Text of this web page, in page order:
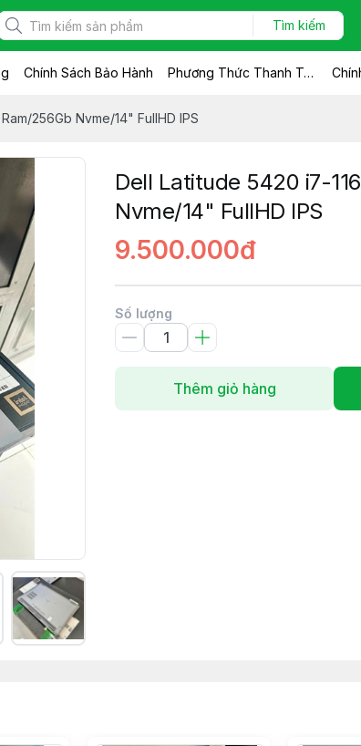
Tìm kiếm
Chính Sách Bảo Hành Phương Thức Thanh Toán
256Gb Nvme/14" FullHD IPS
Dell Latitude 5420 i7-
Nvme/14" FullHD IPS
9.500.000đ
Số lượng
Thêm giỏ hàng